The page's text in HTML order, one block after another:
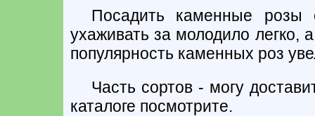
Посадить каменные розы
ухаживать за молодило легко,
популярность каменных роз
Часть сортов - могу
каталоге посмотрите.